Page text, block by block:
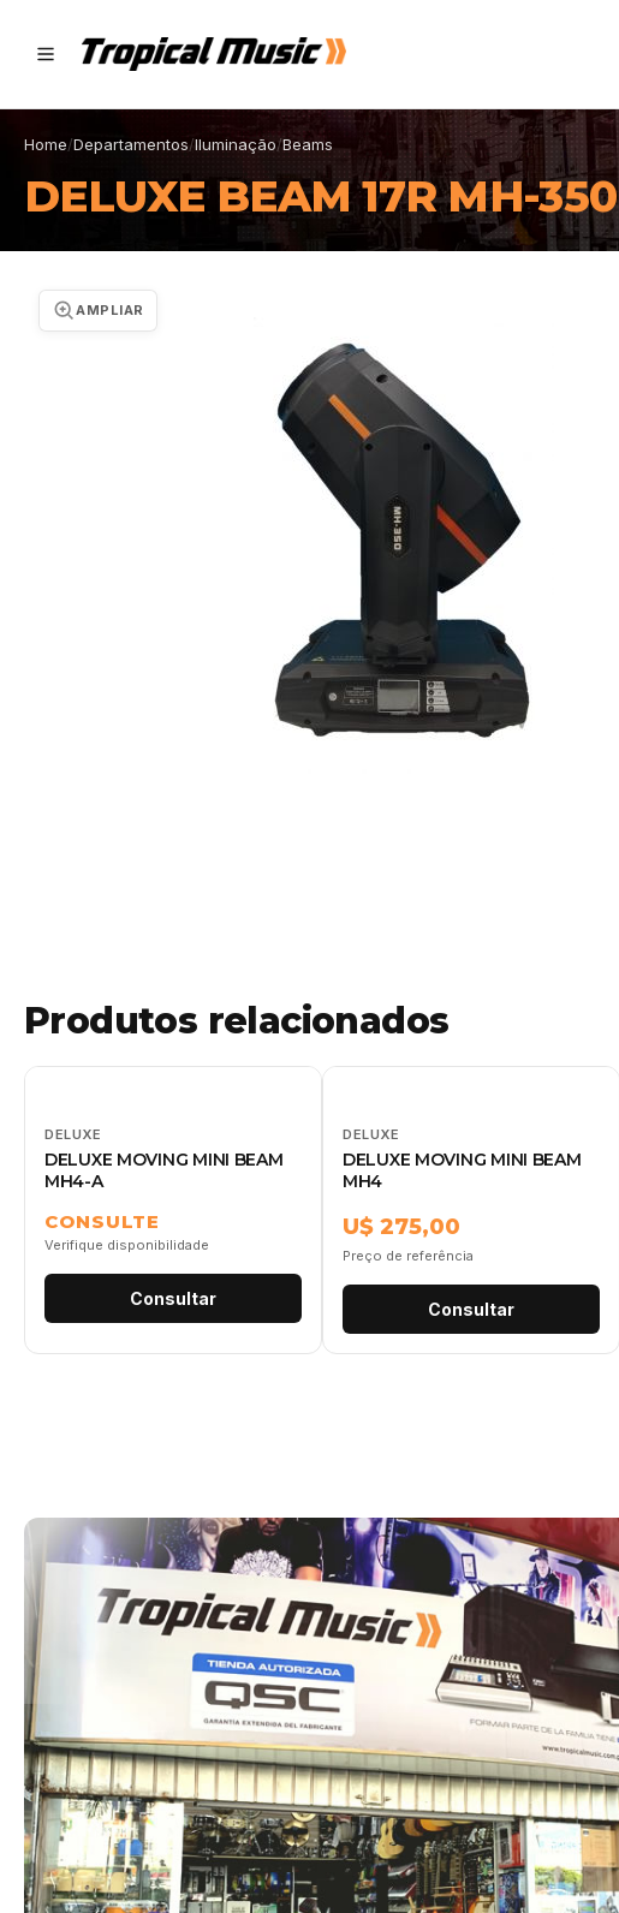
Home/Departamentos/Iluminação/Beams
DELUXE BEAM 17R MH-350
AMPLIAR
Produtos relacionados
DELUXE
DELUXE MOVING MINI BEAM
MH4-A
CONSULTE
Verifique disponibilidade
Consultar
DELUXE
DELUXE MOVING MINI BEAM
MH4
U$ 275,00
Preço de referência
Consultar